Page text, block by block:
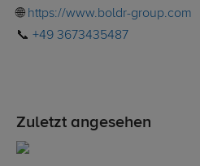
🌐 https://www.boldr-group.com
📞 +49 3673435487
Zuletzt angesehen